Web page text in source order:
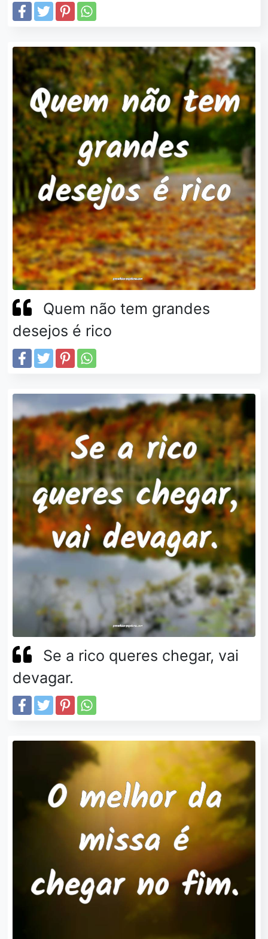
Quem não tem grandes
desejos é rico
Se a rico queres chegar, vai
devagar.